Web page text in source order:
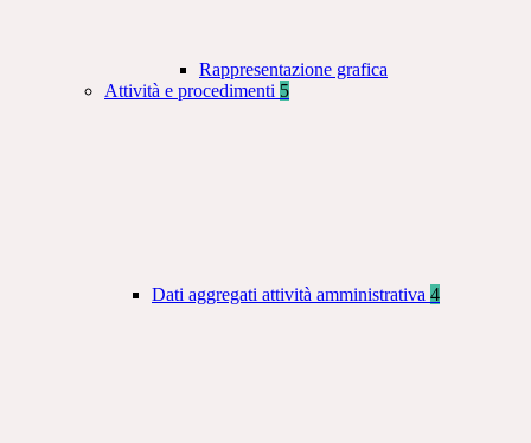
Rappresentazione grafica
Attività e procedimenti 5
Dati aggregati attività amministrativa 4